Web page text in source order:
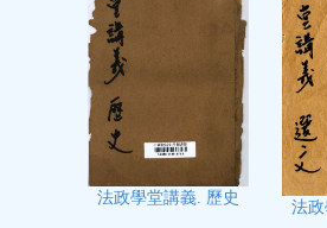
法政學堂講義. 歷史
法